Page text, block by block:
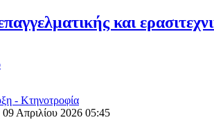
και
- Κτηνοτροφία
Απριλίου 2026 05:45